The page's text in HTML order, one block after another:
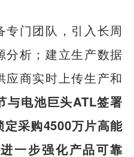
专门团队，引入长周
分析；建立生产数据
应商实时上传生产和
与电池巨头ATL签署
采购4500万片高能
一步强化产品可靠